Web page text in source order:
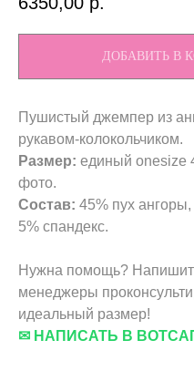
ДОБАВИТЬ В
Пушистый джемпер из
рукавом-колокольчиком.
Размер: единый onesize
фото.
Состав: 45% пух
5% спандекс.
Нужна помощь?
менеджеры
идеальный размер!
✉ НАПИСАТЬ В